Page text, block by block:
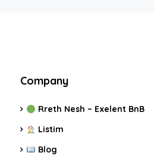
Company
Rreth Nesh – Exelent BnB
Listim
Blog